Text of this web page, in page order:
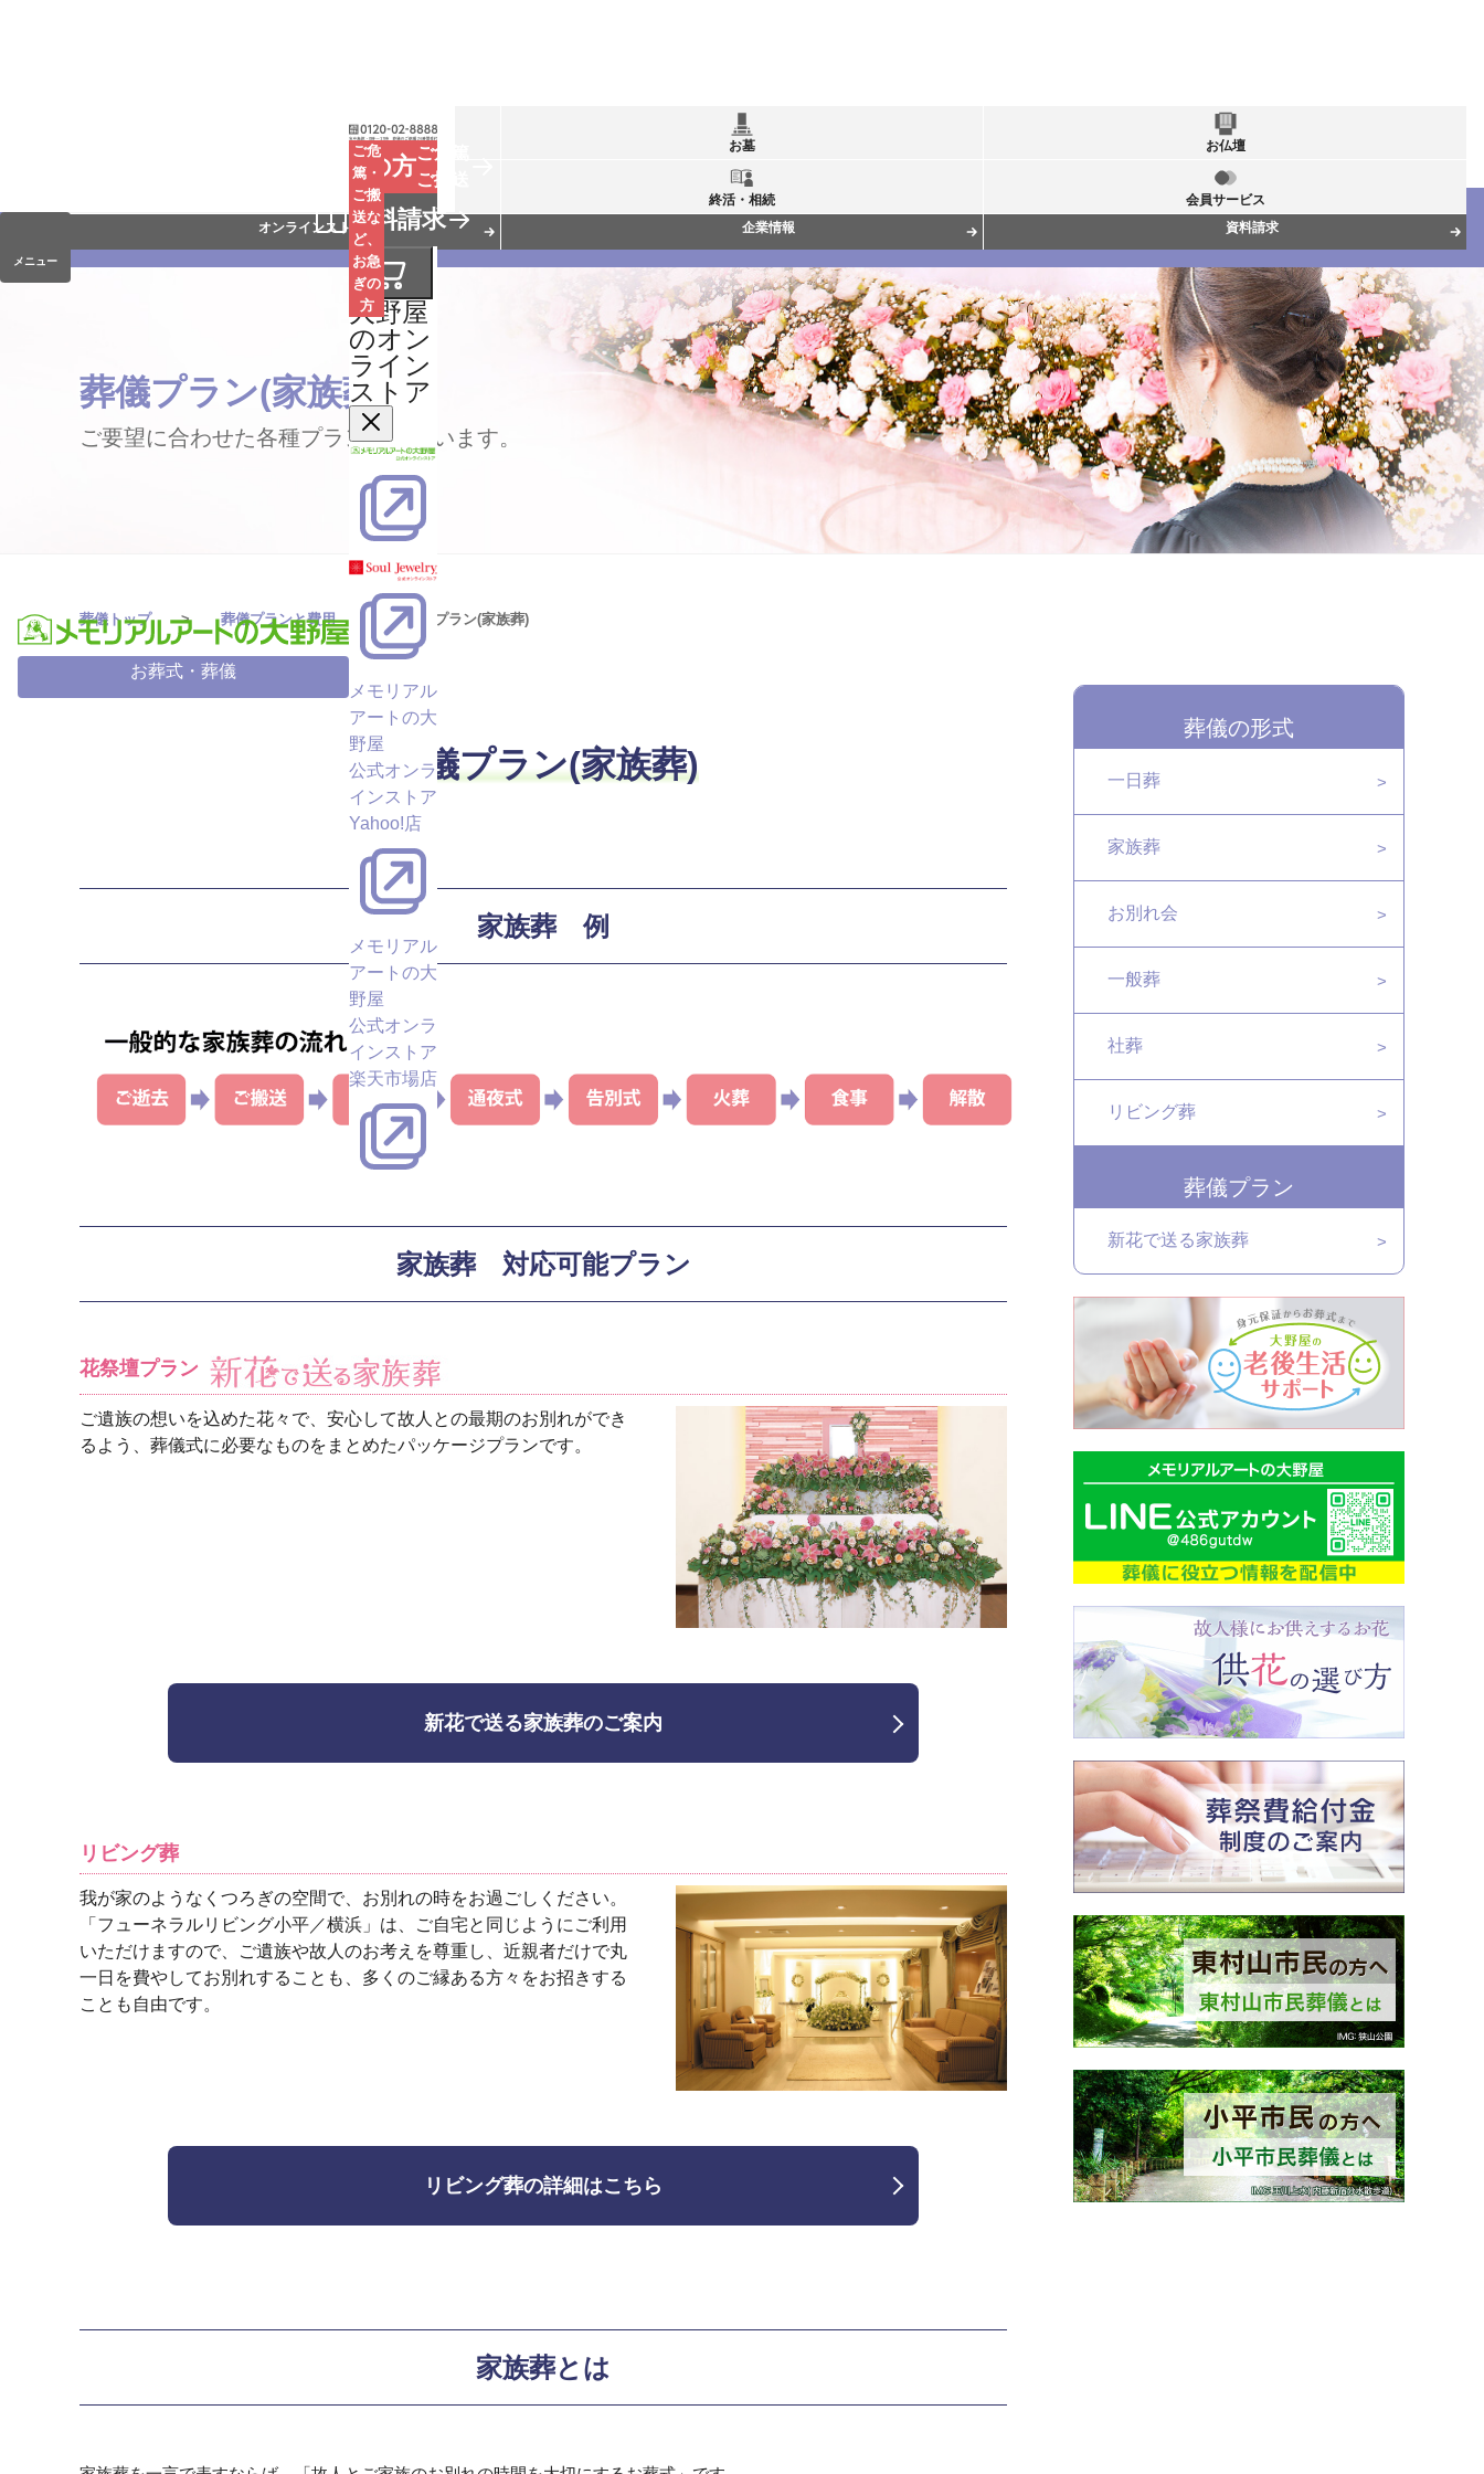
お葬式・葬儀
ご危
篤・
ご搬
送な
ど、
お急
ぎの
方
お急ぎの方ご危篤
ご搬送
資料請求
大野屋
のオン
ライン
ストア
メモリアル
アートの大
野屋
公式オンラ
インストア
Yahoo!店
メモリアル
アートの大
野屋
公式オンラ
インストア
楽天市場店
メニュー
お墓 お仏壇
終活・相続
会員サービス
オンラインストア
企業情報 資料請求
葬儀プラン(家族葬)
ご要望に合わせた各種プランがございます。
葬儀トップ 葬儀プランと費用 葬儀プラン(家族葬)
葬儀プラン(家族葬)
家族葬 例
家族葬 対応可能プラン
花祭壇プラン
ご遺族の想いを込めた花々で、安心して故人との最期のお別れができ
るよう、葬儀式に必要なものをまとめたパッケージプランです。
新花で送る家族葬のご案内
リビング葬
我が家のようなくつろぎの空間で、お別れの時をお過ごしください。
「フューネラルリビング小平／横浜」は、ご自宅と同じようにご利用
いただけますので、ご遺族や故人のお考えを尊重し、近親者だけで丸
一日を費やしてお別れすることも、多くのご縁ある方々をお招きする
ことも自由です。
リビング葬の詳細はこちら
家族葬とは
葬儀の形式
一日葬
家族葬
お別れ会
一般葬
社葬
リビング葬
葬儀プラン
新花で送る家族葬